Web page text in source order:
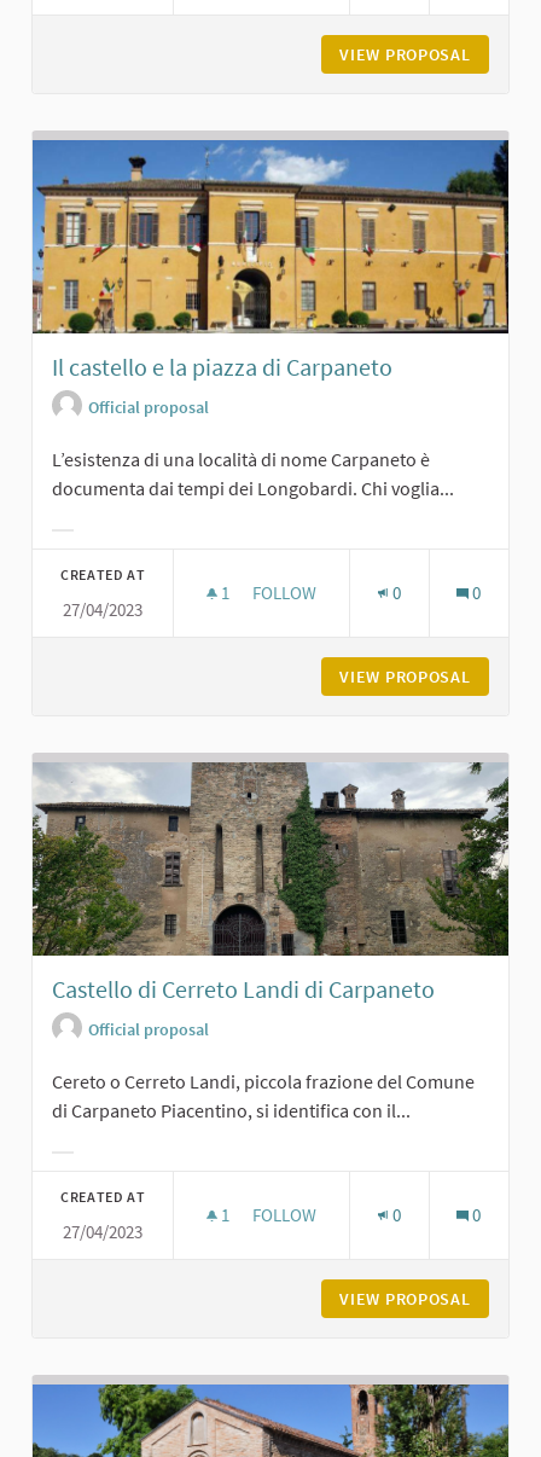
VIEW PROPOSAL
Il castello e la piazza di Carpaneto
Official proposal
L’esistenza di una località di nome Carpaneto è
documenta dai tempi dei Longobardi. Chi voglia...
CREATED AT
27/04/2023
1 1 FOLLOWER
FOLLOW 0 0
VIEW PROPOSAL
Castello di Cerreto Landi di Carpaneto
Official proposal
Cereto o Cerreto Landi, piccola frazione del Comune
di Carpaneto Piacentino, si identifica con il...
CREATED AT
27/04/2023
1 1 FOLLOWER
FOLLOW 0 0
VIEW PROPOSAL